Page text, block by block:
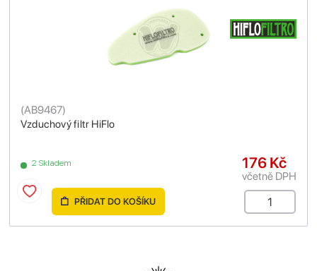
Vzduchový filtr HiFlo
(AB9467)
2 Skladem 176 Kč
včetně DPH
PŘIDAT DO KOŠÍKU